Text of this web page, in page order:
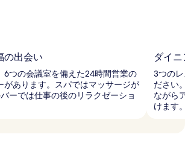
の出会い
6つの会議室を備えた24時間営業の
があります。スパではマッサージが
ーでは仕事の後のリラクゼーショ
ダイ
3つの
ださい
ながら
けます